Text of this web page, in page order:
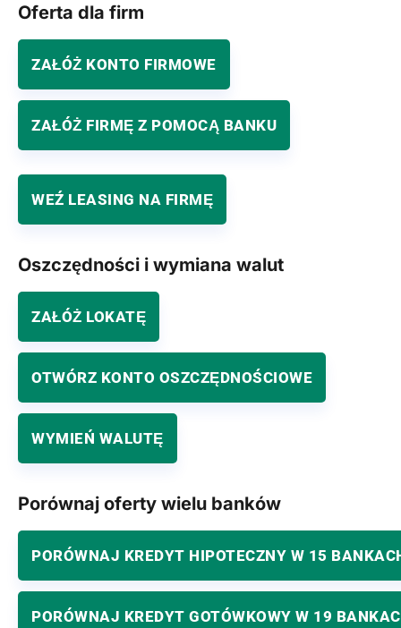
Oferta dla firm
ZAŁÓŻ KONTO FIRMOWE
ZAŁÓŻ FIRMĘ Z POMOCĄ BANKU
WEŹ LEASING NA FIRMĘ
Oszczędności i wymiana walut
ZAŁÓŻ LOKATĘ
OTWÓRZ KONTO OSZCZĘDNOŚCIOWE
WYMIEŃ WALUTĘ
Porównaj oferty wielu banków
PORÓWNAJ KREDYT HIPOTECZNY W 15
PORÓWNAJ KREDYT GOTÓWKOWY W 19